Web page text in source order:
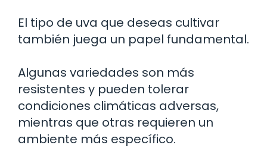
El tipo de uva que deseas cultivar
también juega un papel fundamental.
Algunas variedades son más
resistentes y pueden tolerar
condiciones climáticas adversas,
mientras que otras requieren un
ambiente más específico.